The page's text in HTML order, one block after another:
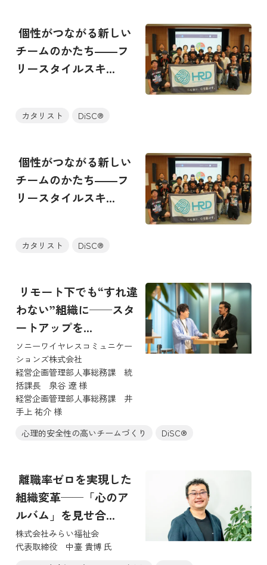
個性がつながる新しい
チームのかたち――フ
リースタイルスキ...
カタリスト DiSC®
個性がつながる新しい
チームのかたち――フ
リースタイルスキ...
カタリスト DiSC®
リモート下でも“すれ違
わない”組織に──スタ
ートアップを...
ソニーワイヤレスコミュニケー
ションズ株式会社
経営企画管理部人事総務課 統
括課長 泉谷 遼 様
経営企画管理部人事総務課 井
手上 祐介 様
心理的安全性の高いチームづくり DiSC®
離職率ゼロを実現した
組織変革──「心のア
ルバム」を見せ合...
株式会社みらい福祉会
代表取締役 中臺 貴博 氏